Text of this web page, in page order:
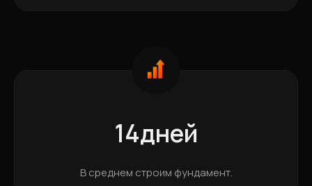
14дней
В среднем строим фундамент.